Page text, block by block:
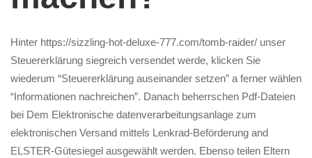
Hinter https://sizzling-hot-deluxe-777.com/tomb-raider/ unser
Steuererklärung siegreich versendet werde, klicken Sie
wiederum “Steuererklärung auseinander setzen” a ferner wählen
“Informationen nachreichen”. Danach beherrschen Pdf-Dateien
bei Dem Elektronische datenverarbeitungsanlage zum
elektronischen Versand mittels Lenkrad-Beförderung and
ELSTER-Gütesiegel ausgewählt werden. Ebenso teilen Eltern